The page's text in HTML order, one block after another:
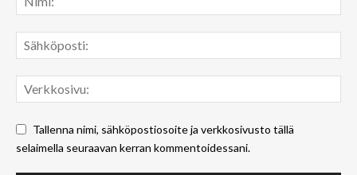
Tallenna nimi, sähköpostiosoite ja verkkosivusto tällä
selaimella seuraavan kerran kommentoidessani.